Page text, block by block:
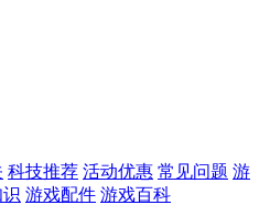
科技推荐 活动优惠 常见问题 游
游戏配件 游戏百科